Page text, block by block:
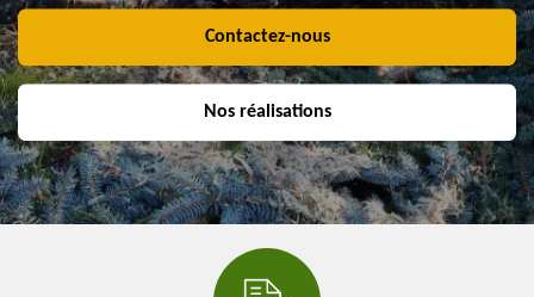
Contactez-nous
Nos réalisations